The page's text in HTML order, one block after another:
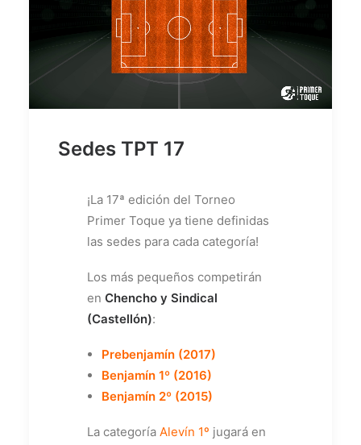
Sedes TPT 17
¡La 17ª edición del Torneo
Primer Toque ya tiene definidas
las sedes para cada categoría!
Los más pequeños competirán
en Chencho y Sindical
(Castellón):
Prebenjamín (2017)
Benjamín 1º (2016)
Benjamín 2º (2015)
La categoría Alevín 1º jugará en